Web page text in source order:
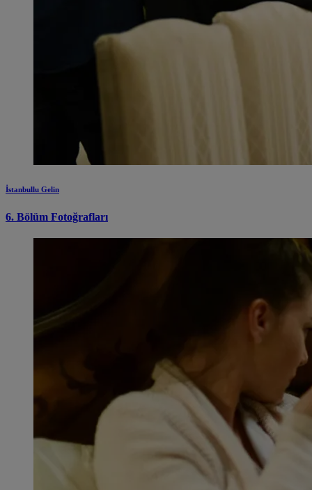
İstanbullu Gelin
6. Bölüm Fotoğrafları